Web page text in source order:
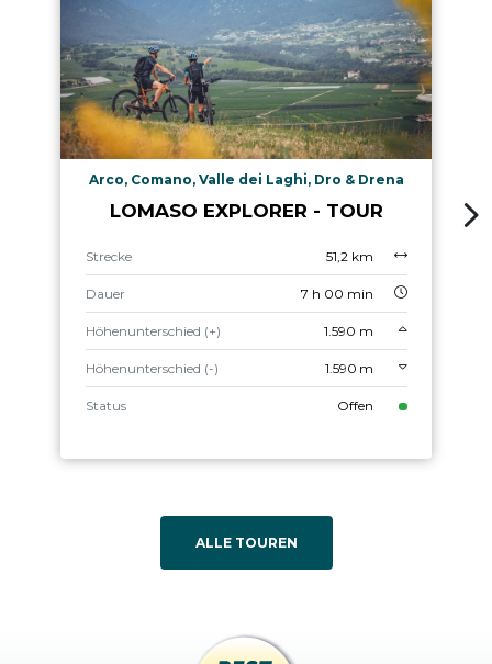
Arco, Comano, Valle dei Laghi, Dro & Drena
LOMASO EXPLORER - TOUR
Strecke 51,2 km
Dauer 7 h 00 min
Höhenunterschied (+) 1.590 m
Höhenunterschied (-) 1.590 m
Status Offen
ALLE TOUREN